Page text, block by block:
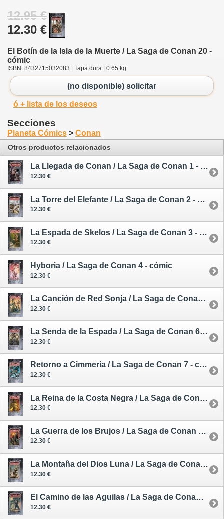
12.95 €
12.30 €
El Botín de la Isla de la Muerte / La Saga de Conan 20 -
cómic
ISBN: 8432715032083 | Tapa dura | 0.65 kg
(no disponible) solicitar
ó + lista de los deseos
Secciones
Planeta Cómics > Conan
Otros productos relacionados
La Llegada de Conan / La Saga de Conan 1 - cómic
12.30 €
La Torre del Elefante / La Saga de Conan 2 - cómic
12.30 €
La Espada de Skelos / La Saga de Conan 3 - cómic
12.30 €
Hyboria / La Saga de Conan 4 - cómic
12.30 €
La Canción de Red Sonja / La Saga de Conan 5 - cómic
12.30 €
La Senda de la Espada / La Saga de Conan 6 - cómic
12.30 €
Retorno a Cimmeria / La Saga de Conan 7 - cómic
12.30 €
La Reina de la Costa Negra / La Saga de Conan 8 - cómic
12.30 €
La Guerra de los Brujos / La Saga de Conan 9 - cómic
12.30 €
La Montaña del Dios Luna / La Saga de Conan 10 - cómic
12.30 €
El Camino de las Águilas / La Saga de Conan 11 - cómic
12.30 €